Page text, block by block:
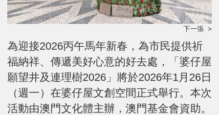
下一張 >
為迎接2026丙午馬年新春，為市民提供祈
福納祥、傳遞美好心意的好去處，「婆仔屋
願望井及連理樹2026」將於2026年1月26日
（週一）在婆仔屋文創空間正式舉行。本次
活動由澳門文化體主辦，澳門基金會資助。